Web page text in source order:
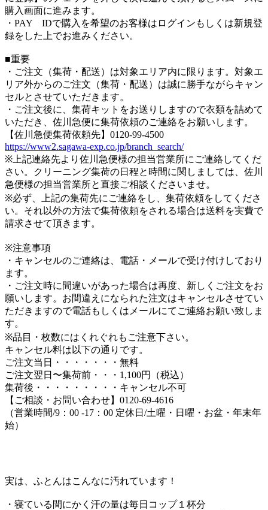
購入画面に進みます。
・PAY IDで購入を希望のお客様はログインもしくは新規登
録をした上でお進みください。
■重要
・ご注文（集荷・配送）は対象エリア内に限ります。対象エ
リア外からのご注文（集荷・配送）は誠に勝手ながらキャン
セルとさせていただきます。
・ご注文後に、集荷キットをお送りしますので衣類を詰めて
いただき、佐川急便に集荷依頼のご連絡をお願いします。
【佐川急便集荷依頼先】0120-99-4500
https://www2.sagawa-exp.co.jp/branch_search/
※上記連絡先より佐川急便様の担当営業所にご連絡してくだ
さい。クリーニング集荷の日程と時間に関しましては、佐川
急便様の担当営業所と直接ご相談くださいませ。
※必ず、上記の集荷先にご連絡をし、集荷依頼をしてくださ
い。それ以外の方法で集荷依頼をされる場合は送料を実費で
請求させて頂きます。
※注意事項
・キャンセルのご連絡は、電話・メールで受け付けしており
ます。
・ご注文時に間違いがあった場合は再度、新しくご注文をお
願いします。お間違えになられた注文はキャンセルさせてい
ただきますので電話もしくはメールにてご連絡お願い致しま
す。
※品目・枚数にはくれぐれもご注意下さい。
キャンセル料は以下の通りです。
ご注文当日・・・・・・・無料
ご注文翌日〜集荷前・・・1,100円（税込）
集荷後・・・・・・・・・キャンセル不可
【ご相談・お問い合わせ】0120-69-4616
（営業時間/9：00 -17：00 定休日/土曜・日曜・お盆・年末年
始）
実は、ふとんはこんなに汚れています！
・寝ている間にかく汗の量は毎日コップ１杯分